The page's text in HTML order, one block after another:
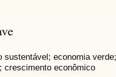
sustentável; economia
crescimento econômico